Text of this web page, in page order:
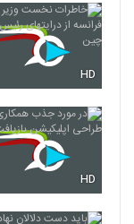
HD
HD